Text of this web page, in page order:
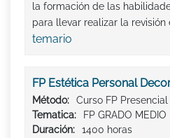
la formación de las
para llevar realizar la revisión
temario
FP Estética Personal
Método:
Curso FP Presencial
Tematica:
FP GRADO MEDIO
Duración:
1400 horas